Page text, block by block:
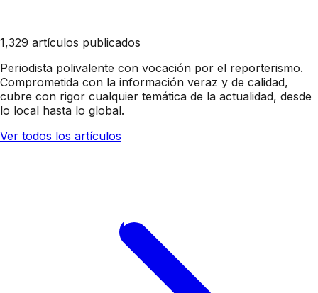
1,329 artículos publicados
Periodista polivalente con vocación por el reporterismo.
Comprometida con la información veraz y de calidad,
cubre con rigor cualquier temática de la actualidad, desde
lo local hasta lo global.
Ver todos los artículos